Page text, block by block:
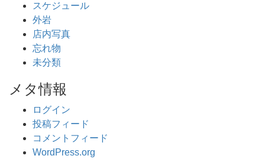
スケジュール
外岩
店内写真
忘れ物
未分類
メタ情報
ログイン
投稿フィード
コメントフィード
WordPress.org